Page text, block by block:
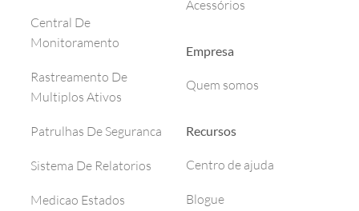
Central De
Monitoramento
Rastreamento De
Multiplos Ativos
Patrulhas De Seguranca
Sistema De Relatorios
Medicao Estados
Acessórios
Empresa
Quem somos
Recursos
Centro de ajuda
Blogue